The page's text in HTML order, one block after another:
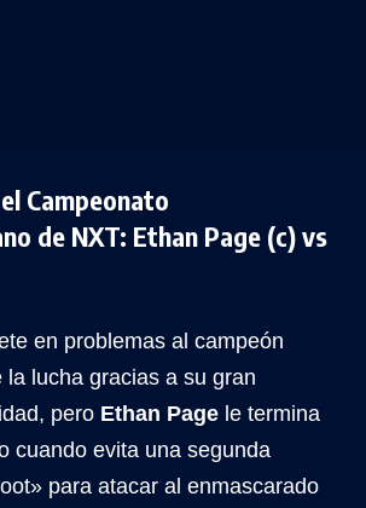
Campeonato
de NXT: Ethan Page (c) vs
en problemas al campeón
la lucha gracias a su gran
pero Ethan Page le termina
cuando evita una segunda
para atacar al enmascarado